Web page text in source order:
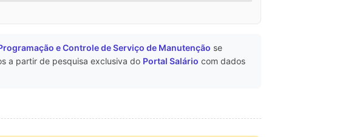
e Controle de Serviço de Manutenção se
a partir de pesquisa exclusiva do Portal Salário com dados